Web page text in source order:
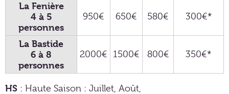
La Fenière
4 à 5
personnes
950€ 650€ 580€ 300€*
La Bastide
6 à 8
personnes
2000€ 1500€ 800€ 350€*
HS : Haute Saison : Juillet, Août,